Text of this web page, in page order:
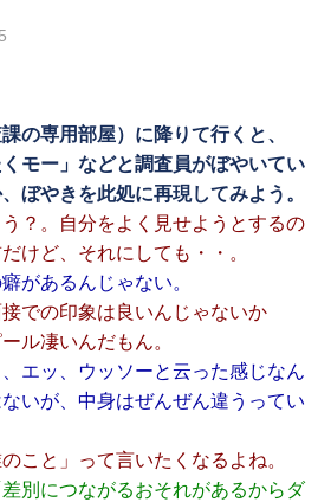
の専用部屋）に降りて行くと、
くモー」などと調査員がぼやいてい
ぼやきを此処に再現してみよう。
？。自分をよく見せようとするの
けど、それにしても・・。
があるんじゃない。
での印象は良いんじゃないか
ル凄いんだもん。
エッ、ウッソーと云った感じなん
いが、中身はぜんぜん違うってい
こと」って言いたくなるよね。
別につながるおそれがあるからダ